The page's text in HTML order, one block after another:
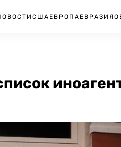
США ЕВРОПА ЕВРАЗИЯ